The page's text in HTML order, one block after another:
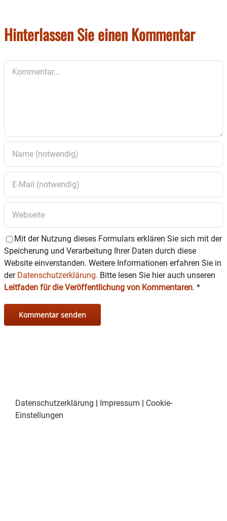
Hinterlassen Sie einen Kommentar
Mit der Nutzung dieses Formulars erklären Sie sich mit der
Speicherung und Verarbeitung Ihrer Daten durch diese
Website einverstanden. Weitere Informationen erfahren Sie in
der Datenschutzerklärung. Bitte lesen Sie hier auch unseren
Leitfaden für die Veröffentlichung von Kommentaren. *
Datenschutzerklärung | Impressum | Cookie-
Einstellungen